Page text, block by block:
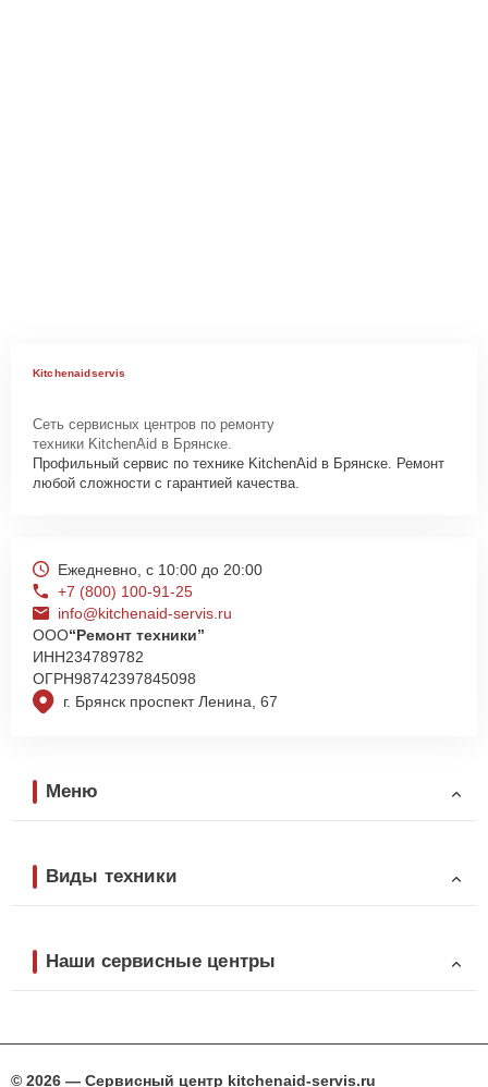
Kitchenaidservis
Сеть сервисных центров по ремонту
техники KitchenAid в Брянске.
Профильный сервис по технике KitchenAid в Брянске. Ремонт
любой сложности с гарантией качества.
г. Брянск проспект Ленина, 67
Ежедневно, с 10:00 до 20:00
+7 (800) 100-91-25
info@kitchenaid-servis.ru
ООО“Ремонт техники”
ИНН234789782
ОГРН98742397845098
Меню
Виды техники
Наши сервисные центры
© 2026 — Сервисный центр kitchenaid-servis.ru